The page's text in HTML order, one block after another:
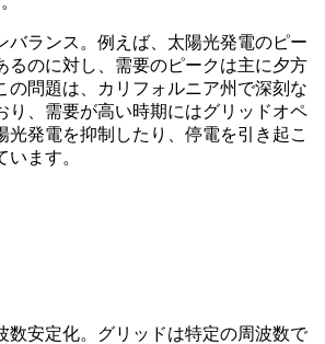
バランス。例えば、太陽光発電のピー
るのに対し、需要のピークは主に夕方
の問題は、カリフォルニア州で深刻な
り、需要が高い時期にはグリッドオペ
光発電を抑制したり、停電を引き起こ
います。
数安定化。グリッドは特定の周波数で